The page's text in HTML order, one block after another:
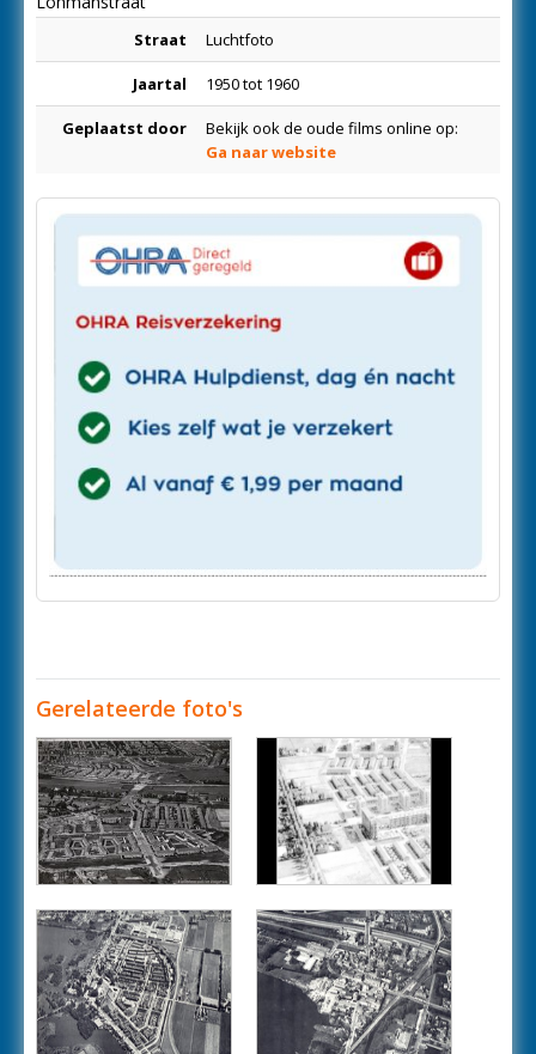
Straat Luchtfoto
Jaartal 1950 tot 1960
Geplaatst door
Bekijk ook de oude films online op:
Ga naar website
Gerelateerde foto's